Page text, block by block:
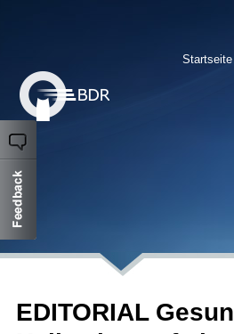
Startseite
EDITORIAL